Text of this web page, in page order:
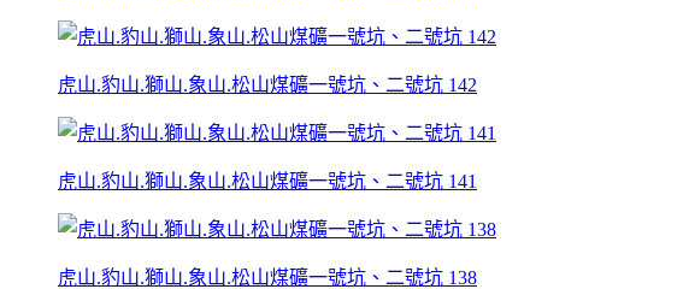
虎山.豹山.獅山.象山.松山煤礦一號坑、二號坑 142
虎山.豹山.獅山.象山.松山煤礦一號坑、二號坑 141
虎山.豹山.獅山.象山.松山煤礦一號坑、二號坑 138